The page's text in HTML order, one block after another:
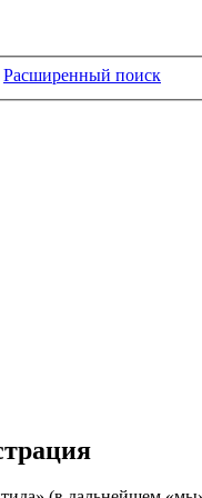
Расширенный поиск